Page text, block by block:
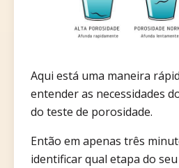
Aqui está uma maneira
entender as necessidades
do teste de porosidade.
Então em apenas três
identificar qual etapa do